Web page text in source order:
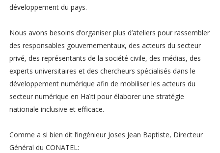
développement du pays.
Nous avons besoins d’organiser plus d’ateliers pour rassembler
des responsables gouvernementaux, des acteurs du secteur
privé, des représentants de la société civile, des médias, des
experts universitaires et des chercheurs spécialisés dans le
développement numérique afin de mobiliser les acteurs du
secteur numérique en Haïti pour élaborer une stratégie
nationale inclusive et efficace.
Comme a si bien dit l’ingénieur Joses Jean Baptiste, Directeur
Général du CONATEL: